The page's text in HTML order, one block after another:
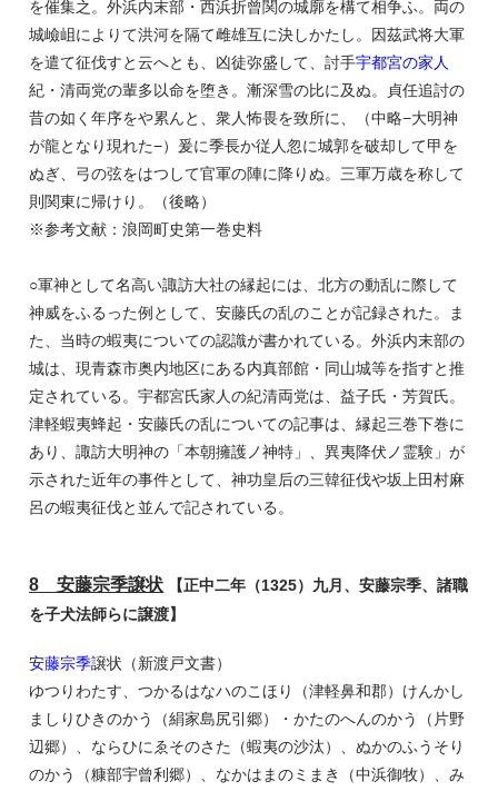
を催集之。外浜内末部・西浜折曾関の城廓を構て相争ふ。両の
城嶮岨によりて洪河を隔て雌雄互に決しかたし。因茲武将大軍
を遣て征伐すと云へとも、凶徒弥盛して、討手宇都宮の家人
紀・清両党の輩多以命を堕き。漸深雪の比に及ぬ。貞任追討の
昔の如く年序をや累んと、衆人怖畏を致所に、（中略−大明神
が龍となり現れた−）爰に季長か従人忽に城郭を破却して甲を
ぬぎ、弓の弦をはつして官軍の陣に降りぬ。三軍万歳を称して
則関東に帰けり。（後略）
※参考文献：浪岡町史第一巻史料
○軍神として名高い諏訪大社の縁起には、北方の動乱に際して
神威をふるった例として、安藤氏の乱のことが記録された。ま
た、当時の蝦夷についての認識が書かれている。外浜内末部の
城は、現青森市奥内地区にある内真部館・同山城等を指すと推
定されている。宇都宮氏家人の紀清両党は、益子氏・芳賀氏。
津軽蝦夷蜂起・安藤氏の乱についての記事は、縁起三巻下巻に
あり、諏訪大明神の「本朝擁護ノ神特」、異夷降伏ノ霊験」が
示された近年の事件として、神功皇后の三韓征伐や坂上田村麻
呂の蝦夷征伐と並んで記されている。
8 安藤宗季譲状
【正中二年（1325）九月、安藤宗季、諸職
を子犬法師らに譲渡】
安藤宗季譲状（新渡戸文書）
ゆつりわたす、つかるはなハのこほり（津軽鼻和郡）けんかし
ましりひきのかう（絹家島尻引郷）・かたのへんのかう（片野
辺郷）、ならひにゑそのさた（蝦夷の沙汰）、ぬかのふうそり
のかう（糠部宇曾利郷）、なかはまのミまき（中浜御牧）、み